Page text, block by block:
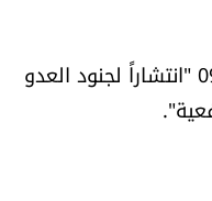
كما استهدفوا عند الساعة 09:30 "انتشاراً لجنود العدو